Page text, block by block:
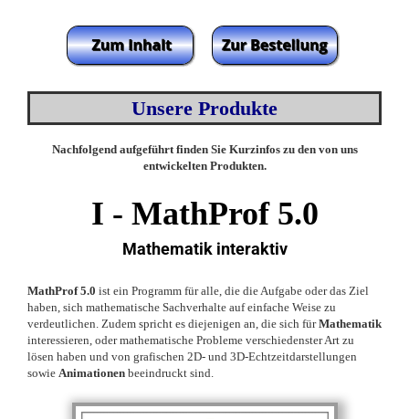
Unsere Produkte
Nachfolgend aufgeführt finden Sie Kurzinfos zu den von uns
entwickelten Produkten.
I - MathProf 5.0
Mathematik interaktiv
MathProf 5.0 ist ein Programm für alle, die die Aufgabe oder das Ziel
haben, sich mathematische Sachverhalte auf einfache Weise zu
verdeutlichen. Zudem spricht es diejenigen an, die sich fürMathematik
interessieren, oder mathematische Probleme verschiedenster Art zu
lösen haben und von grafischen 2D- und 3D-Echtzeitdarstellungen
sowie Animationen beeindruckt sind.